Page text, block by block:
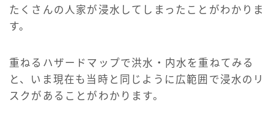
たくさんの人家が浸水してしまったことがわかりま
す。
重ねるハザードマップで洪水・内水を重ねてみる
と、いま現在も当時と同じように広範囲で浸水のリ
スクがあることがわかります。